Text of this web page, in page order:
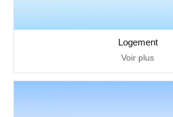
Logement
Voir plus